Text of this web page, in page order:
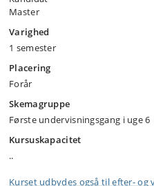
Master
Varighed
1 semester
Placering
Forår
Skemagruppe
Første undervisningsgang i uge 6
Kursuskapacitet
..
Kurset udbydes også til efter- og